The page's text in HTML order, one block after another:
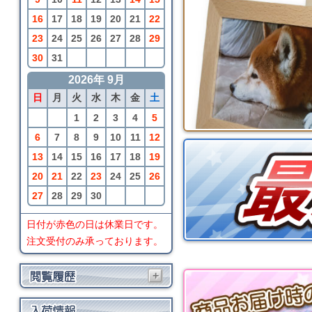
16
17 18 19 20 21
22
23
24 25 26 27 28
29
30
31
2026年 9月
日 月 火 水 木 金
土
1
2 3 4
5
6
7 8 9 10 11
12
13
14 15 16 17 18
19
20
21 22 23 24 25
26
27
28 29 30
日付が赤色の日は休業日です。
注文受付のみ承っております。
+
BRIO
ローディングクレーン